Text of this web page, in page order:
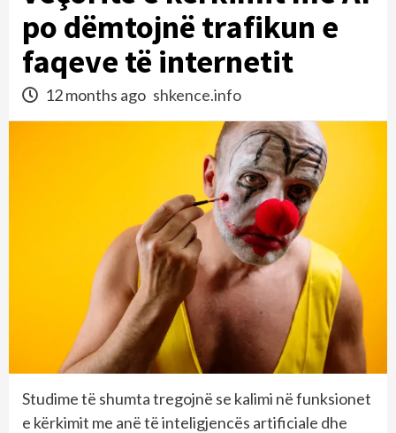
po dëmtojnë trafikun e
faqeve të internetit
12 months ago shkence.info
Studime të shumta tregojnë se kalimi në funksionet
e kërkimit me anë të inteligjencës artificiale dhe